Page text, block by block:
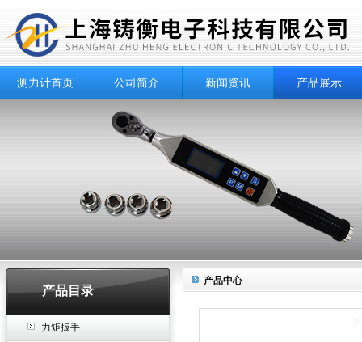
测力计首页 公司简介 新闻资讯 产品展示
产品目录
力矩扳手
产品中心